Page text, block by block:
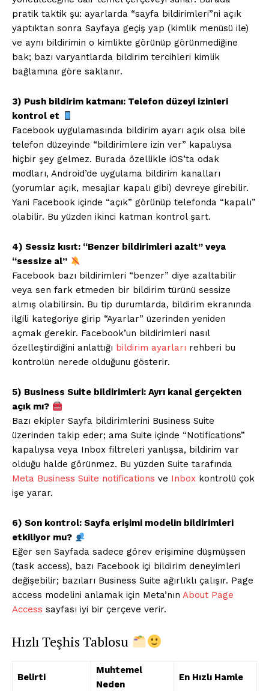
pratik taktik şu: ayarlarda “sayfa bildirimleri”ni açık
yaptıktan sonra Sayfaya geçiş yap (kimlik menüsü ile)
ve aynı bildirimin o kimlikte görünüp görünmediğine
bak; bazı varyantlarda bildirim tercihleri kimlik
bağlamına göre saklanır.
3) Push bildirim katmanı: Telefon düzeyi izinleri
kontrol et
Facebook uygulamasında bildirim ayarı açık olsa bile
telefon düzeyinde “bildirimlere izin ver” kapalıysa
hiçbir şey gelmez. Burada özellikle iOS’ta odak
modları, Android’de uygulama bildirim kanalları
(yorumlar açık, mesajlar kapalı gibi) devreye girebilir.
Yani Facebook içinde “açık” görünüp telefonda “kapalı”
olabilir. Bu yüzden ikinci katman kontrol şart.
4) Sessiz kısıt: “Benzer bildirimleri azalt” veya
“sessize al”
Facebook bazı bildirimleri “benzer” diye azaltabilir
veya sen fark etmeden bir bildirim türünü sessize
almış olabilirsin. Bu tip durumlarda, bildirim ekranında
ilgili kategoriye girip “Ayarlar” üzerinden yeniden
açmak gerekir. Facebook’un bildirimleri nasıl
özelleştirdiğini anlattığı bildirim ayarları rehberi bu
kontrolün nerede olduğunu gösterir.
5) Business Suite bildirimleri: Ayrı kanal gerçekten
açık mı?
Bazı ekipler Sayfa bildirimlerini Business Suite
üzerinden takip eder; ama Suite içinde “Notifications”
kapalıysa veya Inbox filtreleri yanlışsa, bildirim var
olduğu halde görünmez. Bu yüzden Suite tarafında
Meta Business Suite notifications ve Inbox kontrolü çok
işe yarar.
6) Son kontrol: Sayfa erişimi modelin bildirimleri
etkiliyor mu?
Eğer sen Sayfada sadece görev erişimine düşmüşsen
(task access), bazı Facebook içi bildirim deneyimleri
değişebilir; bazıları Business Suite ağırlıklı çalışır. Page
access modelini anlamak için Meta’nın About Page
Access sayfası iyi bir çerçeve verir.
Hızlı Teşhis Tablosu
Belirti
Muhtemel
Neden
En Hızlı Hamle